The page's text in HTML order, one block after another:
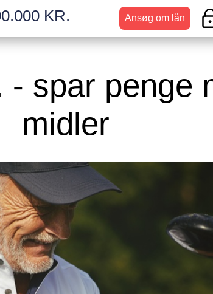
KR. Ansøg om lån
- spar penge
midler